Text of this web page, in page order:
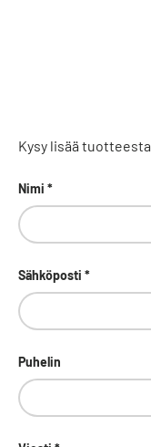
Kysy lisää tuotteesta
Nimi
Sähköposti
Puhelin